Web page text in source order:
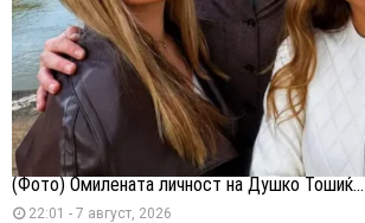
(Фото) Омилената личност на Душко Тошиќ...
22:01 - 7 август, 2026